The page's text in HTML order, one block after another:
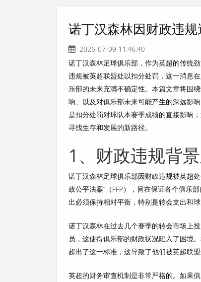
诺丁汉森林因财政违
2026-07-09 11:46:40
诺丁汉森林足球俱乐部，作为英超的传统
违规被英超联盟处以扣分处罚，这一消息
乐部的未来充满不确定性。本篇文章将围
响、以及对俱乐部未来可能产生的深远影
是扣分处罚对球队本赛季成绩的直接影响
寻找生存和发展的新路径。
1、财政违规背
诺丁汉森林足球俱乐部因财政违规被英超
政公平法案”（FFP），旨在保证各个俱乐
出必须保持相对平衡，特别是转会支出和
诺丁汉森林在过去几个赛季的转会市场上
员，这使得俱乐部的财政状况陷入了困境
超出了这一标准，这导致了他们被英超联盟
英超的财务审查机制是非常严格的。如果